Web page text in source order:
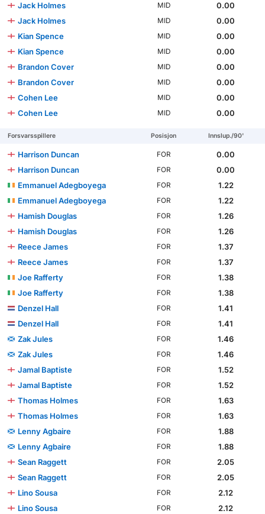
Jack Holmes
MID
0.00
Jack Holmes
MID
0.00
Kian Spence
MID
0.00
Kian Spence
MID
0.00
Brandon Cover
MID
0.00
Brandon Cover
MID
0.00
Cohen Lee
MID
0.00
Cohen Lee
MID 0.00
Forsvarsspillere Posisjon Innslup./90'
Harrison Duncan FOR
0.00
Harrison Duncan
FOR
0.00
Emmanuel Adegboyega
FOR
1.22
Emmanuel Adegboyega
FOR
1.22
Hamish Douglas
FOR
1.26
Hamish Douglas
FOR
1.26
Reece James
FOR
1.37
Reece James
FOR
1.37
Joe Rafferty
FOR
1.38
Joe Rafferty
FOR
1.38
Denzel Hall
FOR
1.41
Denzel Hall
FOR
1.41
Zak Jules
FOR
1.46
Zak Jules
FOR
1.46
Jamal Baptiste
FOR
1.52
Jamal Baptiste
FOR
1.52
Thomas Holmes
FOR
1.63
Thomas Holmes
FOR
1.63
Lenny Agbaire
FOR
1.88
Lenny Agbaire
FOR
1.88
Sean Raggett
FOR
2.05
Sean Raggett
FOR
2.05
Lino Sousa
FOR
2.12
Lino Sousa
FOR 2.12